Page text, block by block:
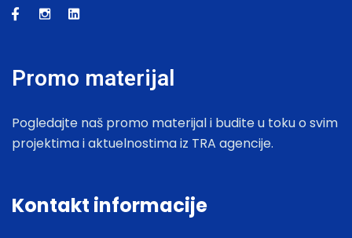
Promo materijal
Pogledajte naš promo materijal i budite u toku o svim
projektima i aktuelnostima iz TRA agencije.
Kontakt informacije